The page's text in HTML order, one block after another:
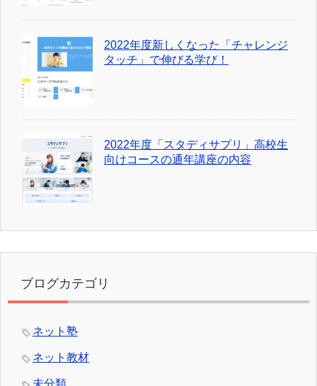
2022年度新しくなった「チャレンジ
タッチ」で伸びる学び！
2022年度「スタディサプリ」高校生
向けコースの通年講座の内容
ブログカテゴリ
ネット塾
ネット教材
未分類